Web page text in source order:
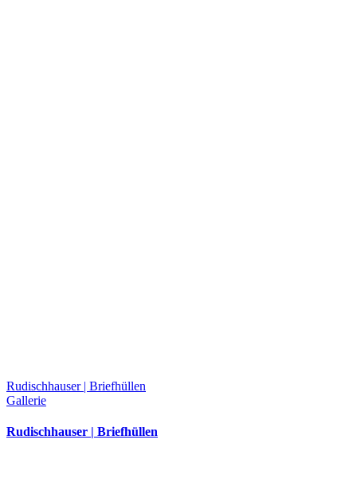
Rudischhauser | Briefhüllen
Gallerie
Rudischhauser | Briefhüllen